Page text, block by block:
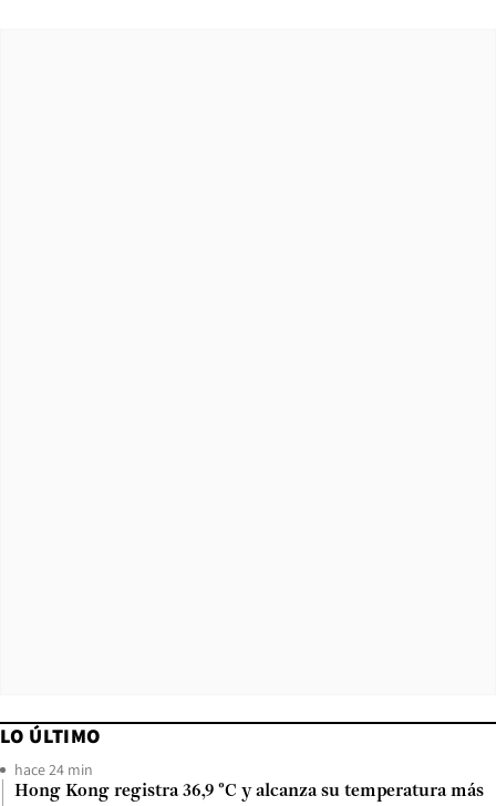
LO ÚLTIMO
hace 24 min
Hong Kong registra 36,9 °C y alcanza su temperatura más